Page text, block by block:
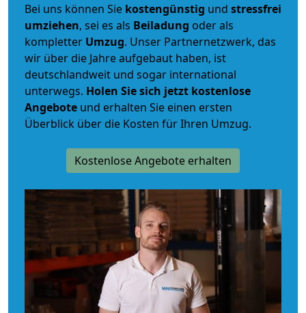
Bei uns können Sie kostengünstig und stressfrei
umziehen, sei es als Beiladung oder als
kompletter Umzug. Unser Partnernetzwerk, das
wir über die Jahre aufgebaut haben, ist
deutschlandweit und sogar international
unterwegs. Holen Sie sich jetzt kostenlose
Angebote und erhalten Sie einen ersten
Überblick über die Kosten für Ihren Umzug.
Kostenlose Angebote erhalten